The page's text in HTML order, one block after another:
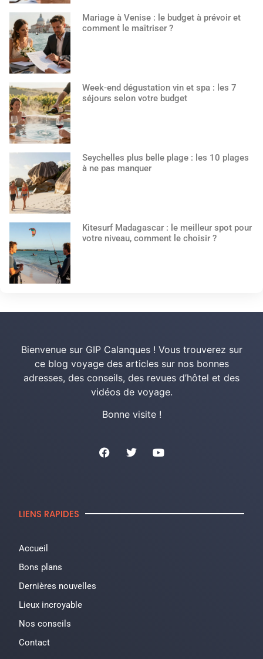
Mariage à Venise : le budget à prévoir et
comment le maîtriser ?
Week-end dégustation vin et spa : les 7
séjours selon votre budget
Seychelles plus belle plage : les 10 plages
à ne pas manquer
Kitesurf Madagascar : le meilleur spot pour
votre niveau, comment le choisir ?
Bienvenue sur GIP Calanques ! Vous trouverez sur
ce blog voyage des articles sur nos bonnes
adresses, des conseils, des revues d’hôtel et des
vidéos de voyage.
Bonne visite !
LIENS RAPIDES
Accueil
Bons plans
Dernières nouvelles
Lieux incroyable
Nos conseils
Contact